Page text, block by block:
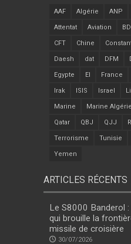
AAF Algérie ANP
Attentat Aviation
CFT Chine
Daesh dat DFM
Egypte EI France
Irak ISIS Israel
Marine Marine
Qatar QBJ QJJ
Terrorisme Tunisie
Yemen
ARTICLES RÉCENTS
Le S8000 Banderol
qui brouille la
missile de croisière
30/07/2026